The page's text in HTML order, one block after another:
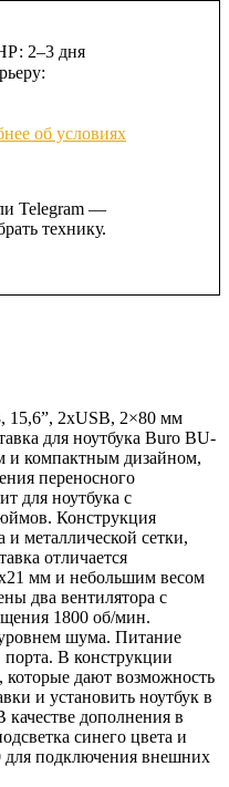
2–3 дня
об условиях
Telegram —
технику.
15,6”, 2xUSB, 2×80 мм
для ноутбука Buro BU-
и компактным дизайном,
переносного
для ноутбука с
Конструкция
и металлической сетки,
отличается
мм и небольшим весом
два вентилятора с
1800 об/мин.
шума. Питание
В конструкции
дают возможность
и установить ноутбук в
дополнения в
синего цвета и
для подключения внешних